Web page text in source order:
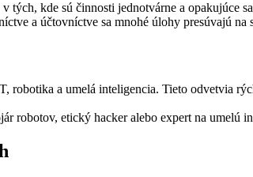
v tých, kde sú činnosti jednotvárne a opakujúce
a účtovníctve sa mnohé úlohy presúvajú
robotika a umelá inteligencia. Tieto odvetvia
robotov, etický hacker alebo expert na umelú